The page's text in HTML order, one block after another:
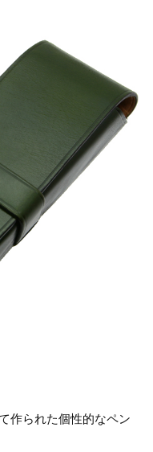
作られた個性的なペン